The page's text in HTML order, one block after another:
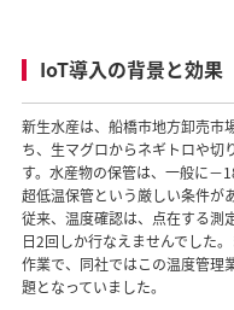
IoT導入の背景と効果
新生水産は、船橋市地方卸売市
ち、生マグロからネギトロや切
す。水産物の保管は、一般に
超低温保管という厳しい条件が
従来、温度確認は、点在する測
日2回しか行なえませんでした
作業で、同社ではこの温度管理
題となっていました。